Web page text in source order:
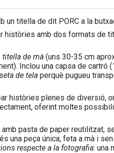
un titella de dit PORC a la
històries amb dos formats de
titella de mà (uns 30-35 cm
Inclou una capsa de cartró
de telaperquè pugueu
històries plenes de diversió,
oferint moltes
amb pasta de paper reutilitzat,
una peça única, feta a mà i
respecte a la fotografia: una